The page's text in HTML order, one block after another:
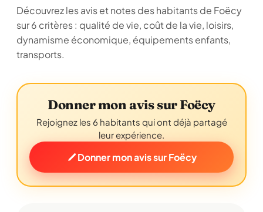
Découvrez les avis et notes des habitants de Foëcy
sur 6 critères : qualité de vie, coût de la vie, loisirs,
dynamisme économique, équipements enfants,
transports.
Donner mon avis sur Foëcy
Rejoignez les 6 habitants qui ont déjà partagé
leur expérience.
Donner mon avis sur Foëcy